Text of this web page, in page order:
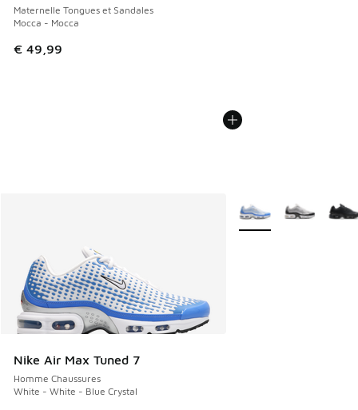
Maternelle Tongues et Sandales
Mocca - Mocca
€ 49,99
Nike Air Max Tuned 7
Homme Chaussures
White - White - Blue Crystal
Plus de couleurs